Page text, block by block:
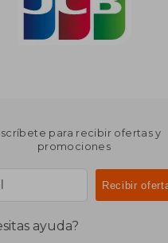
para recibir ofertas y
promociones
ayuda?